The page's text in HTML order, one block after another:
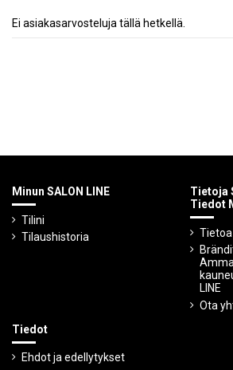
Ei asiakasarvosteluja tällä hetkellä.
Minun SALON LINE
Tilini
Tilaushistoria
Tietoja
Tiedot
Tietoa
Brändit
LINE
Ota
Tiedot
Ehdot ja edellytykset